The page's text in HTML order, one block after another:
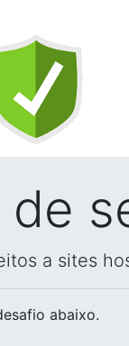
a sites
abaixo.